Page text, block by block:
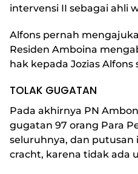
intervensi II sebagai ahli
Alfons pernah
Residen Amboina
hak kepada Jozias Alfons
TOLAK GUGATAN
Pada akhirnya PN
gugatan 97 orang Para
seluruhnya, dan putusan
cracht, karena tidak ada